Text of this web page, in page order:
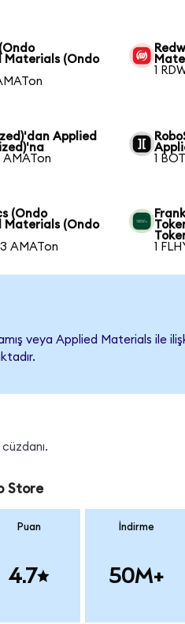
Materials (Ondo
1
Applied
AMATon
1
(Ondo
Materials (Ondo
AMATon
1
veya Applied Materials ile
Store
Puan
4.7
İndirme
50M+